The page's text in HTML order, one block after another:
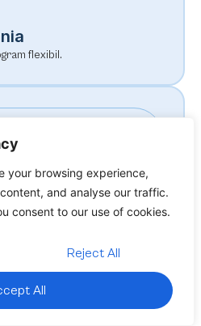
your browsing experience,
and analyse our traffic.
consent to our use of cookies.
Reject All
All
flexibil.
la o scurtă discuție.